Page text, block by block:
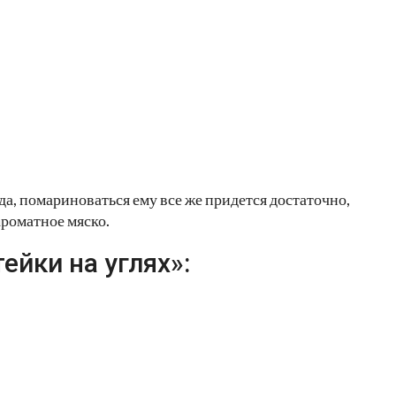
помариноваться ему все же придется достаточно,
мяско.
на углях»: